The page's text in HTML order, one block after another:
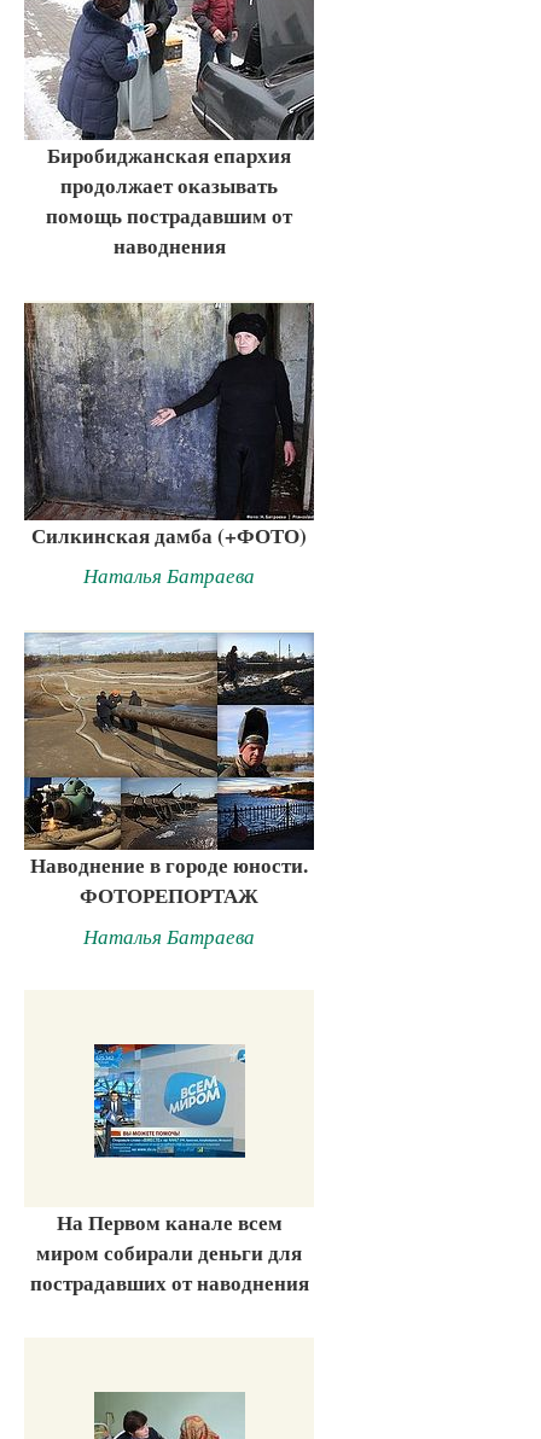
Биробиджанская епархия
продолжает оказывать
помощь пострадавшим от
наводнения
Силкинская дамба (+ФОТО)
Наталья Батраева
Наводнение в городе юности.
ФОТОРЕПОРТАЖ
Наталья Батраева
На Первом канале всем
миром собирали деньги для
пострадавших от наводнения